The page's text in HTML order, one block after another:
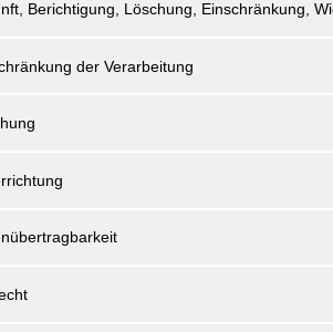
Berichtigung, Löschung, Einschränkung,
der Verarbeitung